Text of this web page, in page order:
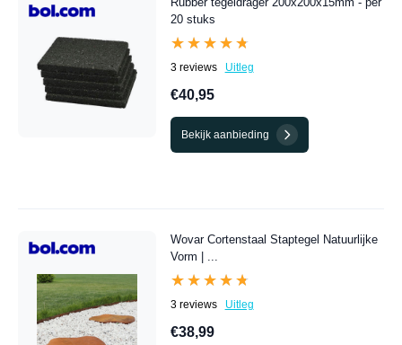
20 stuks
★★★★★
★★★★★
3 reviews Uitleg
€40,95
Bekijk aanbieding
Wovar Cortenstaal Staptegel Natuurlijke
Vorm | ...
★★★★★
★★★★★
3 reviews Uitleg
€38,99